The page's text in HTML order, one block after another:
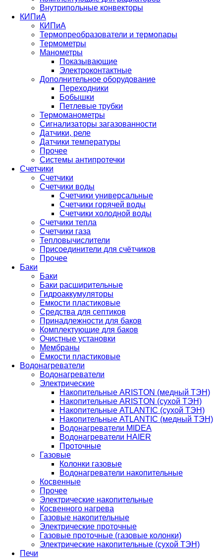
Внутрипольные конвекторы
КИПиА
КИПиА
Термопреобразователи и термопары
Термометры
Манометры
Показывающие
Электроконтактные
Дополнительное оборудование
Переходники
Бобышки
Петлевые трубки
Термоманометры
Сигнализаторы загазованности
Датчики, реле
Датчики температуры
Прочее
Системы антипротечки
Счетчики
Счетчики
Счетчики воды
Счетчики универсальные
Счетчики горячей воды
Счетчики холодной воды
Счетчики тепла
Счетчики газа
Тепловычислители
Присоединители для счётчиков
Прочее
Баки
Баки
Баки расширительные
Гидроаккумуляторы
Емкости пластиковые
Средства для септиков
Принадлежности для баков
Комплектующие для баков
Очистные установки
Мембраны
Ёмкости пластиковые
Водонагреватели
Водонагреватели
Электрические
Накопительные ARISTON (медный ТЭН)
Накопительные ARISTON (сухой ТЭН)
Накопительные ATLANTIC (сухой ТЭН)
Накопительные ATLANTIC (медный ТЭН)
Водонагреватели MIDEA
Водонагреватели HAIER
Проточные
Газовые
Колонки газовые
Водонагреватели накопительные
Косвенные
Прочее
Электрические накопительные
Косвенного нагрева
Газовые накопительные
Электрические проточные
Газовые проточные (газовые колонки)
Электрические накопительные (сухой ТЭН)
Печи